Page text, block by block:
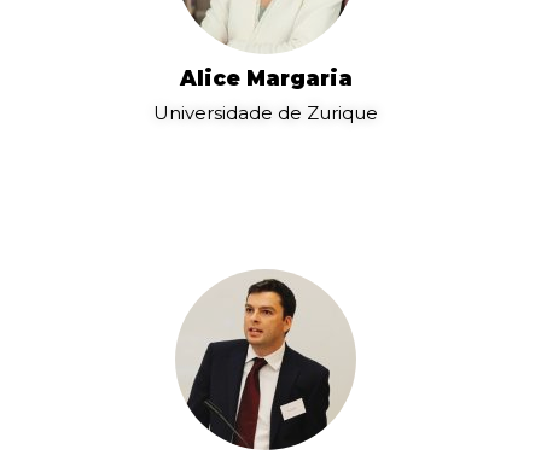
Alice Margaria
Universidade de Zurique